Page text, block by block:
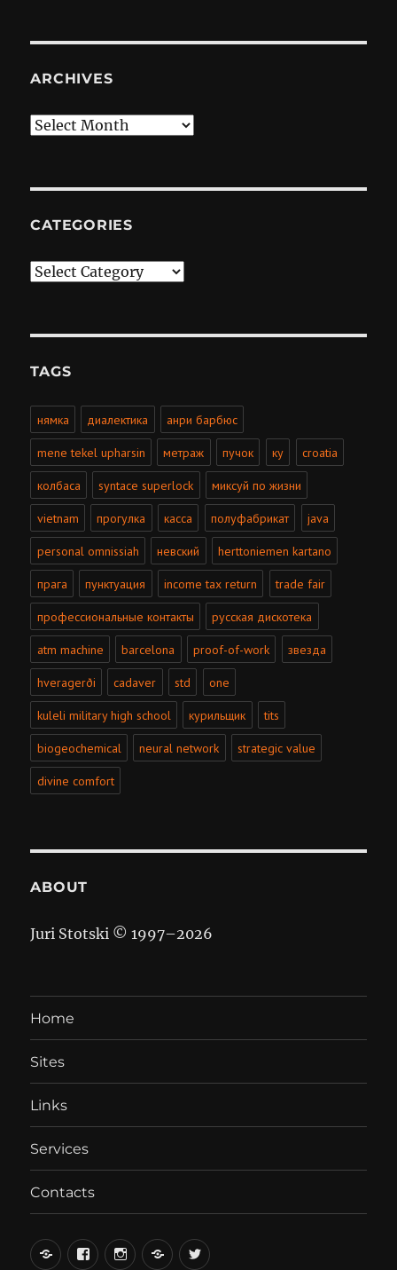
ARCHIVES
Archives
CATEGORIES
Categories
TAGS
нямка диалектика анри барбюс
mene tekel upharsin метраж пучок ку croatia
колбаса syntace superlock миксуй по жизни
vietnam прогулка касса полуфабрикат java
personal omnissiah невский herttoniemen kartano
прага пунктуация income tax return trade fair
профессиональные контакты русская дискотека
atm machine barcelona proof-of-work звезда
hveragerði cadaver std one
kuleli military high school курильщик tits
biogeochemical neural network strategic value
divine comfort
ABOUT
Juri Stotski © 1997–2026
Home
Sites
Links
Services
Contacts
вКонтакте
FacebookInstagramLiveJournal
Twitter